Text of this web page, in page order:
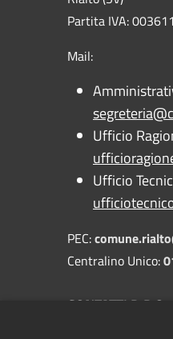
Partita IVA:
Mail:
Ufficio
Ufficio
PEC:
Centralino Unico:
CONTATTI D.P.O.